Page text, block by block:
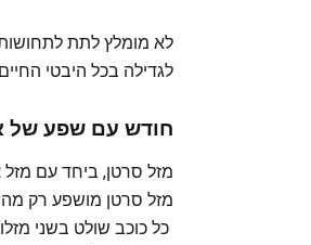
לא מומלץ לתת לתחושות
לגדילה בכל היבטי
חודש עם שפע של
מזל סרטן, ביחד עם
כל כוכב שולט בשני